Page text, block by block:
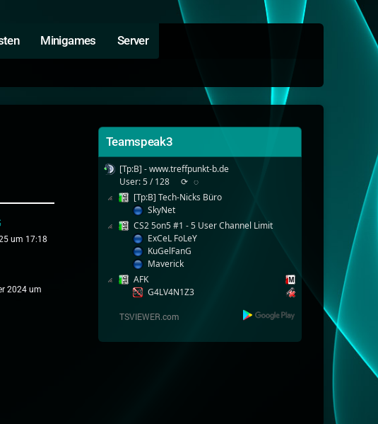
Minigames Server
um 17:18
2024 um
Teamspeak3
[Tp:B] - www.treffpunkt-b.de
User: 5 / 128
⟳ ◌
[Tp:B] Tech-Nicks Büro
SkyNet
CS2 5on5 #1 - 5 User Channel Limit
ExCeL FoLeY
KuGelFanG
Maverick
AFK
G4LV4N1Z3